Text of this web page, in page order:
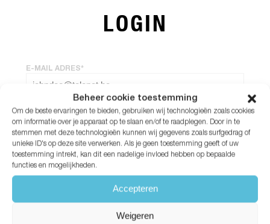
Beheer cookie toestemming
Om de beste ervaringen te bieden, gebruiken wij technologieën zoals cookies
om informatie over je apparaat op te slaan en/of te raadplegen. Door in te
stemmen met deze technologieën kunnen wij gegevens zoals surfgedrag of
unieke ID's op deze site verwerken. Als je geen toestemming geeft of uw
toestemming intrekt, kan dit een nadelige invloed hebben op bepaalde
functies en mogelijkheden.
Accepteren
Weigeren
LOGIN
E-MAIL ADRES*
WACHTWOORD*
Wachtwoord vergeten?